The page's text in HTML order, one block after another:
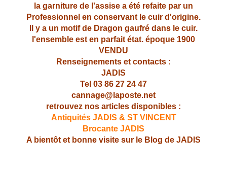
la garniture de l'assise a été refaite par un
Professionnel en conservant le cuir d'origine.
Il y a un motif de Dragon gaufré dans le cuir.
l'ensemble est en parfait état. époque 1900
VENDU
Renseignements et contacts :
JADIS
Tel 03 86 27 24 47
cannage@laposte.net
retrouvez nos articles disponibles :
Antiquités JADIS & ST VINCENT
Brocante JADIS
A bientôt et bonne visite sur le Blog de JADIS